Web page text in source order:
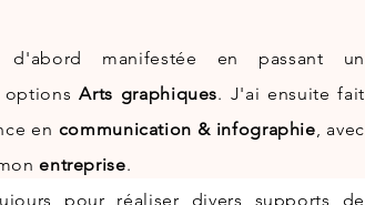
manifestée en passant un
optionsArts graphiques. J'ai ensuite fait
en communication & infographie, avec
entreprise.
pour réaliser divers supports de